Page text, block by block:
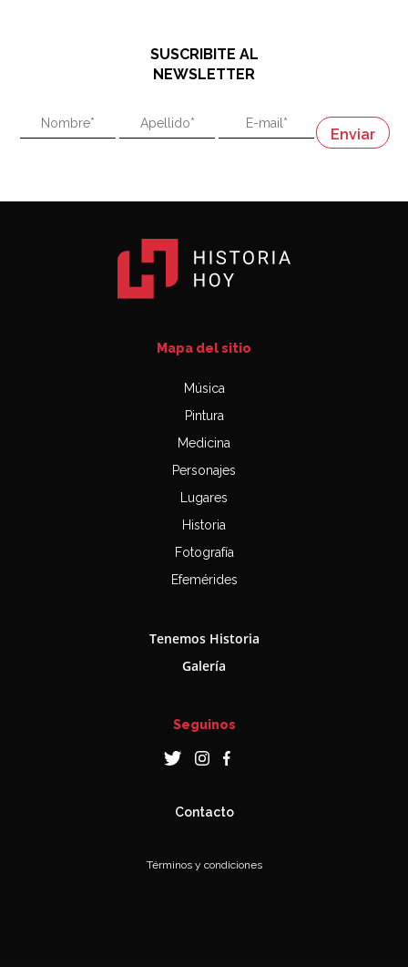
"En política, la estupidez no es una desventaja"
"En política, la estupidez no es una desventaja"
Napoleón
SUSCRIBITE AL
NEWSLETTER
Mapa del sitio
Música
Pintura
Medicina
Personajes
Lugares
Historia
Fotografía
Efemérides
Tenemos Historia
Galería
Seguinos
Contacto
Términos y condiciones